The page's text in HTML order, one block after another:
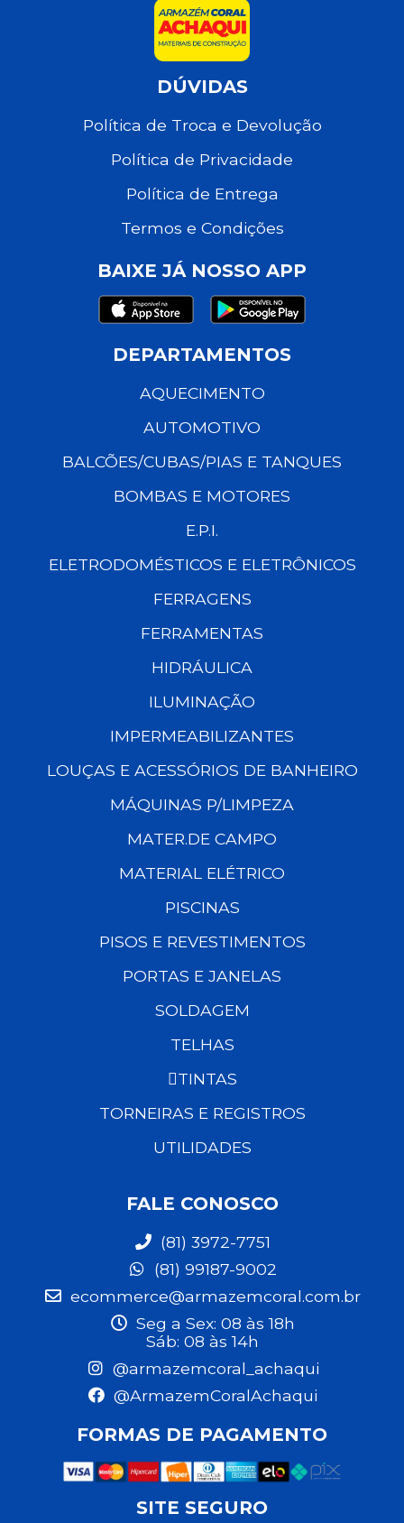
DÚVIDAS
Política de Troca e Devolução
Política de Privacidade
Política de Entrega
Termos e Condições
BAIXE JÁ NOSSO APP
DEPARTAMENTOS
AQUECIMENTO
AUTOMOTIVO
BALCÕES/CUBAS/PIAS E TANQUES
BOMBAS E MOTORES
E.P.I.
ELETRODOMÉSTICOS E ELETRÔNICOS
FERRAGENS
FERRAMENTAS
HIDRÁULICA
ILUMINAÇÃO
IMPERMEABILIZANTES
LOUÇAS E ACESSÓRIOS DE BANHEIRO
MÁQUINAS P/LIMPEZA
MATER.DE CAMPO
MATERIAL ELÉTRICO
PISCINAS
PISOS E REVESTIMENTOS
PORTAS E JANELAS
SOLDAGEM
TELHAS
TINTAS
TORNEIRAS E REGISTROS
UTILIDADES
FALE CONOSCO
(81) 3972-7751
(81) 99187-9002
ecommerce@armazemcoral.com.br
Seg a Sex: 08 às 18h
Sáb: 08 às 14h
@armazemcoral_achaqui
@ArmazemCoralAchaqui
FORMAS DE PAGAMENTO
SITE SEGURO